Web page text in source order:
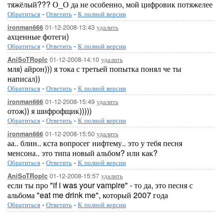
тяжёлый??? О_О да не особенно, мой цифровик потяжелее
Обратиться - Ответить - К полной версии
ironman666 01-12-2008-13:43 удалить
ахценные фотеги)
Обратиться - Ответить - К полной версии
AniSoTRopIc 01-12-2008-14:10 удалить
мля) айрон))) я тока с третьей попытка понял че ты
написал))
Обратиться - Ответить - К полной версии
ironman666 01-12-2008-15:49 удалить
отож)) я шифрофщик)))))
Обратиться - Ответить - К полной версии
ironman666 01-12-2008-15:50 удалить
аа.. блин.. кста вопросег нифтему.. это у тебя песня
менсона.. это типа новый альбом? или как?
Обратиться - Ответить - К полной версии
AniSoTRopIc 01-12-2008-15:57 удалить
если ты про "if i was your vampire" - то да, это песня с
альбома "eat me drink me", который 2007 года
Обратиться - Ответить - К полной версии